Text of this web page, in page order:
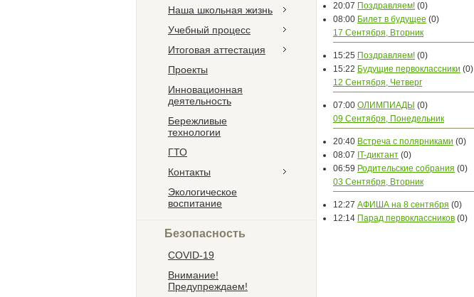
Наша школьная жизнь
Учебный процесс
Итоговая аттестация
Проекты
Инновационная
деятельность
Бережливые
технологии
ГТО
Контакты
Экологическое
воспитание
Безопасность
COVID-19
Внимание!
Предупреждаем!
20:07 Поздравляем! (0)
08:00 Билет в будущее (0)
17 Сентября, Вторник
15:25 Поздравляем! (0)
15:22 Будущие первоклассники (0)
12 Сентября, Четверг
07:00 ОЛИМПИАДЫ (0)
09 Сентября, Понедельник
20:40 Встреча с полярниками (0)
08:07 IT-диктант (0)
06:59 Родительские собрания (0)
03 Сентября, Вторник
12:27 АФИША на 8 сентября (0)
12:14 Парад первоклассников (0)